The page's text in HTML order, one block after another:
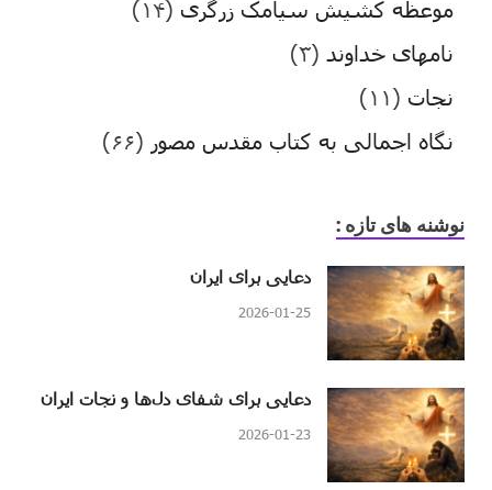
موعظه کشیش سیامک زرگری (۱۴)
نامهای خداوند (۳)
نجات (۱۱)
نگاه اجمالی به کتاب مقدس مصور (۶۶)
نوشنه های تازه :
دعایی برای ایران
2026-01-25
دعایی برای شفای دل‌ها و نجات ایران
2026-01-23